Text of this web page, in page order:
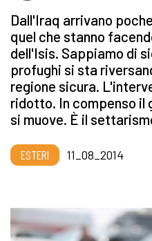
Dall'Iraq arrivano
quel che stanno
dell'Isis. Sappiamo di
profughi si sta
regione sicura.
ridotto. In compenso il
si muove. È il
ESTERI 11_08_2014